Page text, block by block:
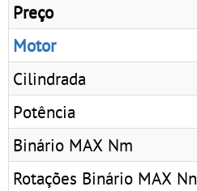
Preço
Motor
Cilindrada
Potência
Binário MAX Nm
Rotações Binário MAX Nn